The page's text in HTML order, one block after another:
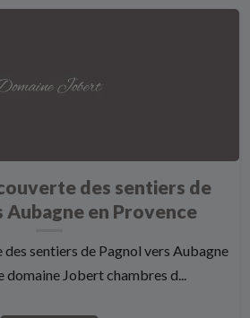
des sentiers de
Aubagne en Provence
sentiers de Pagnol vers Aubagne
domaine Jobert chambres d...